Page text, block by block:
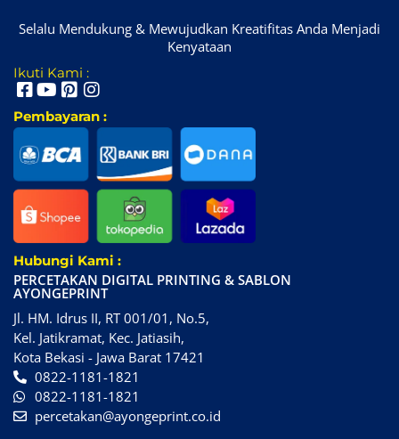
Selalu Mendukung & Mewujudkan Kreatifitas Anda Menjadi
Kenyataan
Ikuti Kami :
Pembayaran :
Hubungi Kami :
PERCETAKAN DIGITAL PRINTING & SABLON
AYONGEPRINT
Jl. HM. Idrus II, RT 001/01, No.5,
Kel. Jatikramat, Kec. Jatiasih,
Kota Bekasi - Jawa Barat 17421
0822-1181-1821
0822-1181-1821
percetakan@ayongeprint.co.id